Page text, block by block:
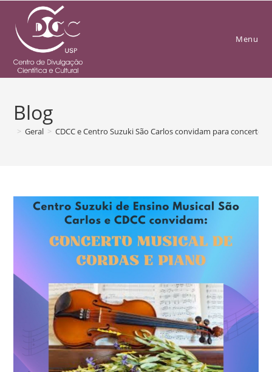
Menu
Blog
> Geral > CDCC e Centro Suzuki São Carlos convidam para concerto